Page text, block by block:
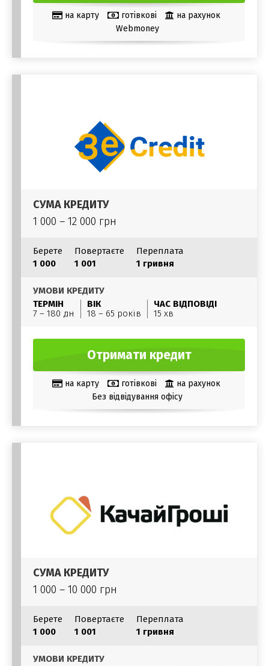
на карту готівкові
на рахунок
Webmoney
СУМА КРЕДИТУ
1 000 – 12 000 грн
Берете
1 000
Повертаєте
1 001
Переплата
1 гривня
УМОВИ КРЕДИТУ
ТЕРМІН
7 – 180 дн
ВІК
18 – 65 років
ЧАС ВІДПОВІДІ
15 хв
Отримати кредит
на карту готівкові
на рахунок
Без відвідування офісу
СУМА КРЕДИТУ
1 000 – 10 000 грн
Берете
1 000
Повертаєте
1 001
Переплата
1 гривня
УМОВИ КРЕДИТУ